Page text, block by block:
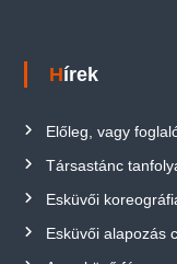
Hírek
Előleg, vagy
Társastánc
Esküvői
Esküvői alapozás